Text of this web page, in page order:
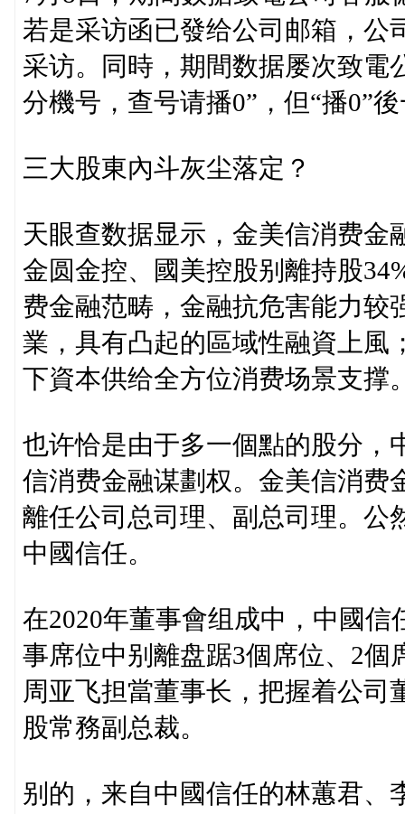
若是采访函已發给公司邮箱，公
采访。同時，期間数据屡次致電
分機号，查号请播0”，但“播0”
三大股東內斗灰尘落定？
天眼查数据显示，金美信消费金
金圆金控、國美控股别離持股
费金融范畴，金融抗危害能力较
業，具有凸起的區域性融資上風
下資本供给全方位消费场景支撑
也许恰是由于多一個點的股分，
信消费金融谋劃权。金美信消费
離任公司总司理、副总司理。公
中國信任。
在2020年董事會组成中，中國
事席位中别離盘踞3個席位、2
周亚飞担當董事长，把握着公司
股常務副总裁。
别的，来自中國信任的林蕙君、